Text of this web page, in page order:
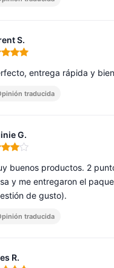
S.
5 de 5
entrega rápida y
traducida
G.
4 de 5
buenos productos. 2
y me entregaron el
de gusto).
traducida
R.